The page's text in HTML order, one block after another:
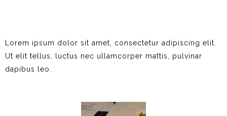
Lorem ipsum dolor sit amet, consectetur adipiscing elit.
Ut elit tellus, luctus nec ullamcorper mattis, pulvinar
dapibus leo.